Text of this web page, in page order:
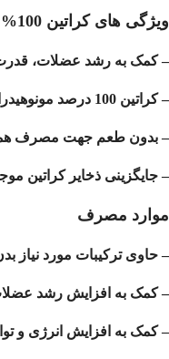
ویژگی های کراتین 100% ترک نوتریشن:
– کمک به رشد عضلات،
– کراتین 100 درصد مونوهیدرات میکرونیز شده
– بدون طعم جهت مصرف
– جایگزینی ذخایر کراتین
موارد مصرف
– حاوی ترکیبات مورد نیاز
– کمک به افزایش رشد
– کمک به افزایش انرژی و